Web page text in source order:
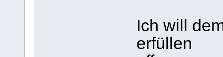
Ich will
erfüllen